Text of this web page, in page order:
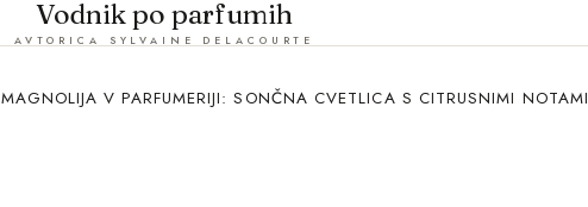
Vodnik po parfumih
AVTORICA SYLVAINE DELACOURTE
MAGNOLIJA V PARFUMERIJI: SONČNA CVETLICA S CITRUSNIMI NOTAMI